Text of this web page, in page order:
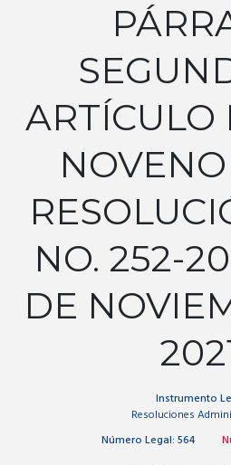
ARTÍCULO
NO. 252-
DE
Instrumento
Resoluciones
Número Legal: 564